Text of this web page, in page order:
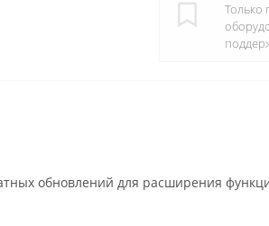
Только
обновлений для расширения